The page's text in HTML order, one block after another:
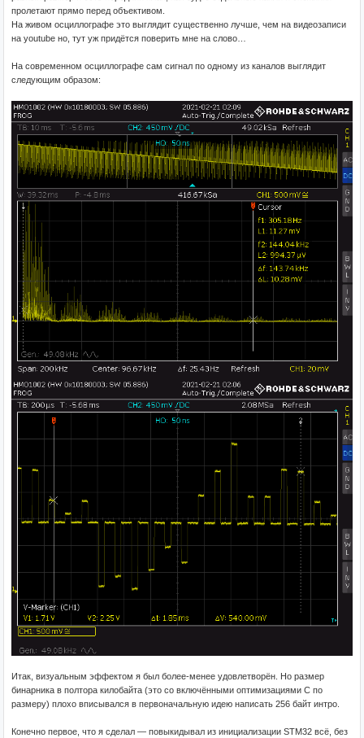
пролетают прямо перед объективом.
На живом осциллографе это выглядит существенно лучше, чем на видеозаписи
на youtube но, тут уж придётся поверить мне на слово…
На современном осциллографе сам сигнал по одному из каналов выглядит
следующим образом:
Итак, визуальным эффектом я был более-менее удовлетворён. Но размер
бинарника в полтора килобайта (это со включёнными оптимизациями C по
размеру) плохо вписывался в первоначальную идею написать 256 байт интро.
Конечно первое, что я сделал — повыкидывал из инициализации STM32 всё, без